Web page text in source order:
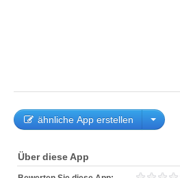
ähnliche App erstellen
Über diese App